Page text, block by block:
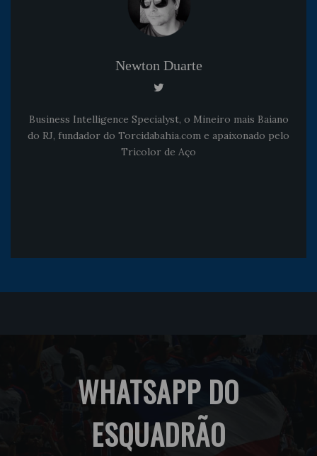
Newton Duarte
Business Intelligence Specialyst, o Mineiro mais Baiano
do RJ, fundador do Torcidabahia.com e apaixonado pelo
Tricolor de Aço
WHATSAPP DO
ESQUADRÃO